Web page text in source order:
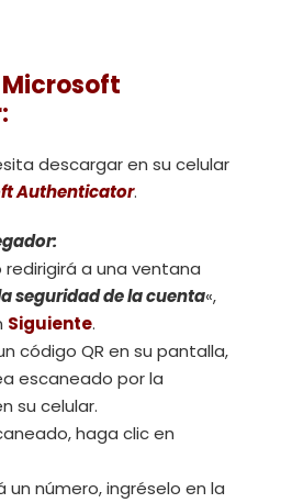
Microsoft
:
descargar en su celular
Authenticator.
redirigirá a una ventana
seguridad de la cuenta«,
Siguiente.
código QR en su pantalla,
escaneado por la
su celular.
haga clic en
un número, ingréselo en la